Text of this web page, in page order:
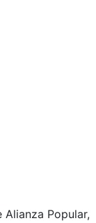
Popular,